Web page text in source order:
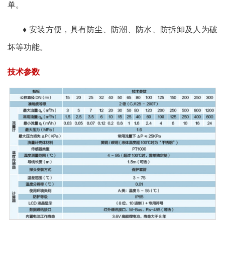
单。
♦ 安装方便，具有防尘、防潮、防水、防拆卸及人为破
坏等功能。
技术参数